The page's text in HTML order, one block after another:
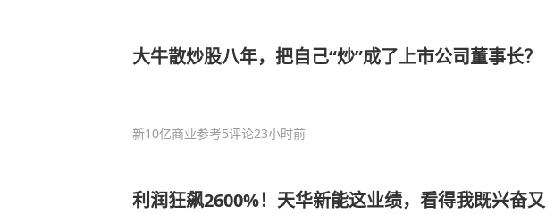
大牛散炒股八年，把自己“炒”成了上市公司董事长？
新10亿商业参考5评论23小时前
利润狂飙2600%！天华新能这业绩，看得我既兴奋又